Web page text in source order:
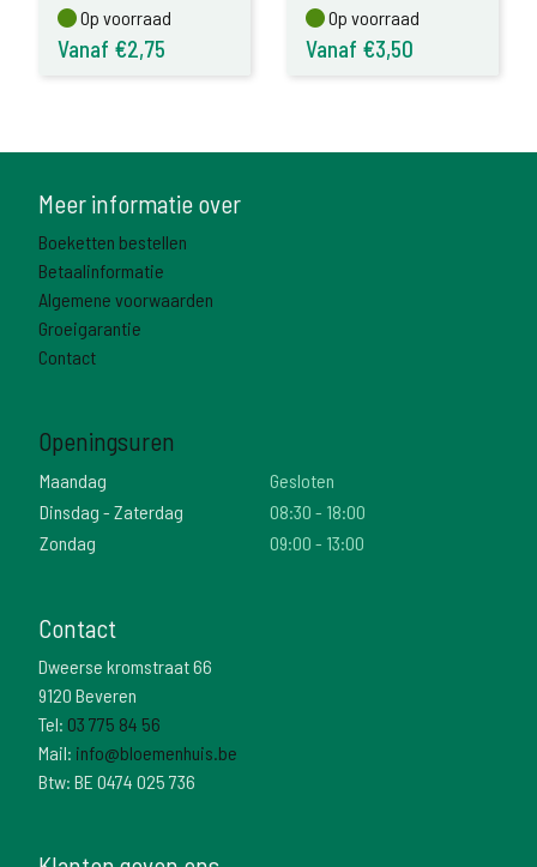
Op voorraad
Op voorraad
Vanaf €2,75
Op voorraad
Op voorraad
Vanaf €3,50
Meer informatie over
Boeketten bestellen
Betaalinformatie
Algemene voorwaarden
Groeigarantie
Contact
Openingsuren
Maandag
Gesloten
Dinsdag - Zaterdag
08:30 - 18:00
Zondag
09:00 - 13:00
Contact
Dweerse kromstraat 66
9120 Beveren
Tel: 03 775 84 56
Mail: info@bloemenhuis.be
Btw: BE 0474 025 736